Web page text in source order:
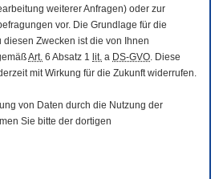
weiterer Anfragen) oder zur
vor. Die Grundlage für die
Zwecken ist die von Ihnen
Art. 6 Absatz 1 lit. a DS-GVO. Diese
mit Wirkung für die Zukunft widerrufen.
von Daten durch die Nutzung der
Sie bitte der dortigen